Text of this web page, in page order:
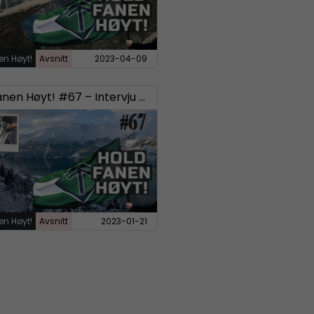
Høyt! Avsnitt 2023-04-09
Hold Fanen Høyt! #67 – Intervju med tidligere SD-politikere
Høyt! Avsnitt 2023-01-21